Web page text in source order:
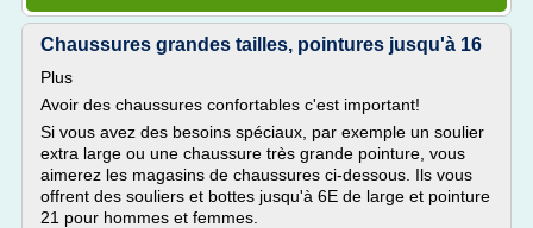
Chaussures grandes tailles, pointures jusqu'à 16
Plus
Avoir des chaussures confortables c'est important!
Si vous avez des besoins spéciaux, par exemple un soulier
extra large ou une chaussure très grande pointure, vous
aimerez les magasins de chaussures ci-dessous. Ils vous
offrent des souliers et bottes jusqu'à 6E de large et pointure
21 pour hommes et femmes.